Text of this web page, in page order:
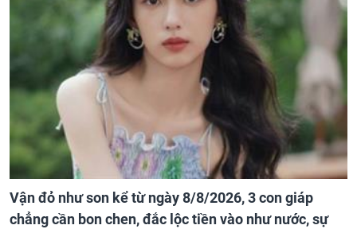
Vận đỏ như son kể từ ngày 8/8/2026, 3 con giáp
chẳng cần bon chen, đắc lộc tiền vào như nước, sự